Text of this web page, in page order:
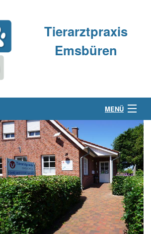
Tierarztpraxis
Emsbüren
MENÜ
Über uns
Kleintierpraxis
Großtierpraxis
Kontakt & Anfahrt